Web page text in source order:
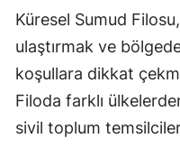
Küresel Sumud
ulaştırmak ve
koşullara dikkat
Filoda farklı
sivil toplum